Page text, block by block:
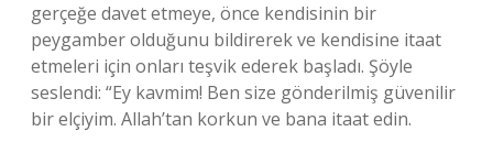
gerçeğe davet etmeye, önce kendisinin bir
peygamber olduğunu bildirerek ve kendisine itaat
etmeleri için onları teşvik ederek başladı. Şöyle
seslendi: “Ey kavmim! Ben size gönderilmiş güvenilir
bir elçiyim. Allah’tan korkun ve bana itaat edin.